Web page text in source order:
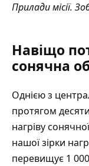
Прилади місії.
Навіщо
сонячна
Однією з
протягом
нагріву
нашої зірки
перевищує 1